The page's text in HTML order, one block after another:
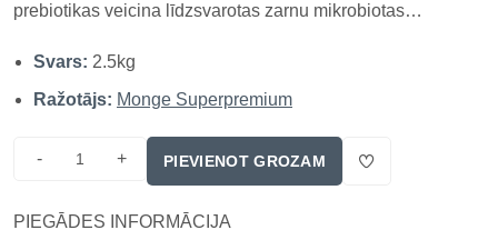
prebiotikas veicina līdzsvarotas zarnu mikrobiotas
omega-6 taukskābēm un E vitamīnu. Glikozamīns,
hondroitīns un sabalansēta kalcija...
Svars: 2.5kg
Ražotājs: Monge Superpremium
- + PIEVIENOT GROZAM
PIEGĀDES INFORMĀCIJA